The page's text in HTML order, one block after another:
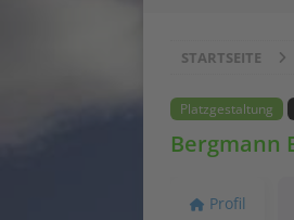
STARTSEITE
Platzgestaltung
Bergmann
Profil